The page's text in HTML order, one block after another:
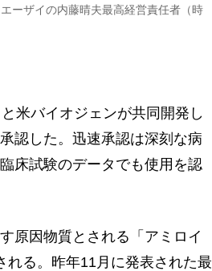
ーザイの内藤晴夫最高経営責任者（時
米バイオジェンが共同開発し
認した。迅速承認は深刻な病
床試験のデータでも使用を認
原因物質とされる「アミロイ
れる。昨年11月に発表された最